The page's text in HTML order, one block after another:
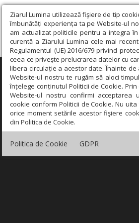
Ziarul Lumina utilizează fişiere de tip
îmbunătăți experiența ta pe Website-ul
am actualizat politicile pentru a integra
curentă a Ziarului Lumina cele mai
Regulamentul (UE) 2016/679 privind
ceea ce privește prelucrarea datelor cu
libera circulație a acestor date. Înainte
Website-ul nostru te rugăm să aloci
înțelege conținutul Politicii de Cookie.
Website-ul nostru confirmi acceptarea
cookie conform Politicii de Cookie. Nu
orice moment setările acestor fişiere
din Politica de Cookie.
Politica de Cookie GDPR